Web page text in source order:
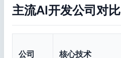
主流AI开发公司对比
公司 核心技术